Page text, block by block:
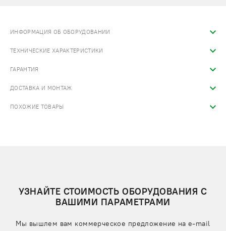
ИНФОРМАЦИЯ ОБ ОБОРУДОВАНИИ
ТЕХНИЧЕСКИЕ ХАРАКТЕРИСТИКИ
ГАРАНТИЯ
ДОСТАВКА И МОНТАЖ
ПОХОЖИЕ ТОВАРЫ
УЗНАЙТЕ СТОИМОСТЬ ОБОРУДОВАНИЯ С
ВАШИМИ ПАРАМЕТРАМИ
Мы вышлем вам коммерческое предложение на e-mail